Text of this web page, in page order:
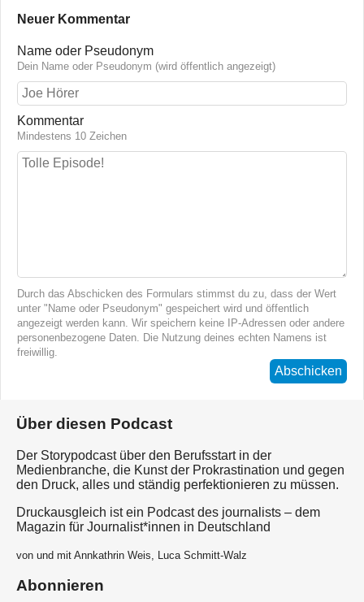
Neuer Kommentar
Name oder Pseudonym
Dein Name oder Pseudonym (wird öffentlich angezeigt)
Kommentar
Mindestens 10 Zeichen
Durch das Abschicken des Formulars stimmst du zu, dass der Wert
unter "Name oder Pseudonym" gespeichert wird und öffentlich
angezeigt werden kann. Wir speichern keine IP-Adressen oder andere
personenbezogene Daten. Die Nutzung deines echten Namens ist
freiwillig.
Abschicken
Über diesen Podcast
Der Storypodcast über den Berufsstart in der
Medienbranche, die Kunst der Prokrastination und gegen
den Druck, alles und ständig perfektionieren zu müssen.
Druckausgleich ist ein Podcast des journalists – dem
Magazin für Journalist*innen in Deutschland
von und mit Annkathrin Weis, Luca Schmitt-Walz
Abonnieren